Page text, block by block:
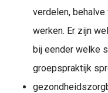
verdelen,
werken. Er zijn
bij eender welke
groepspraktijk